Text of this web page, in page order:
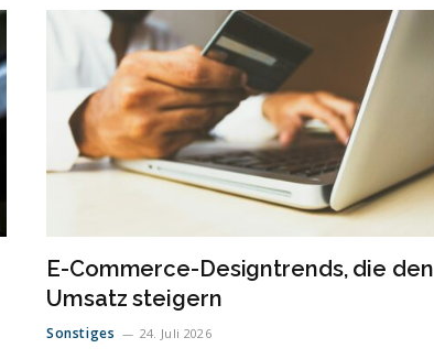
E-Commerce-Designtrends, die den
Umsatz steigern
Sonstiges 24. Juli 2026